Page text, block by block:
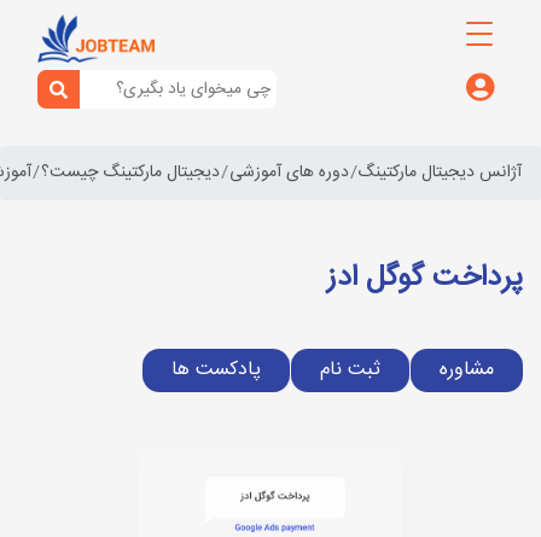
آژانس دیجیتال مارکتینگ دوره های آموزشی دیجیتال مارکتینگ چیست؟
پرداخت گوگل ادز
مشاوره ثبت نام پادکست ها